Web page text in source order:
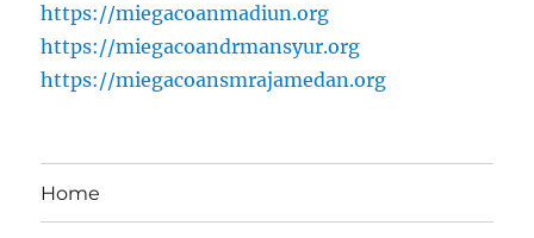
https://miegacoanmadiun.org
https://miegacoandrmansyur.org
https://miegacoansmrajamedan.org
Home